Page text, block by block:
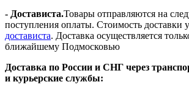
- Достависта.Товары отправляются на
поступления оплаты. Стоимость доставки
достависта. Доставка осуществляется
ближайшему Подмосковью
Доставка по России и СНГ через
и курьерские службы: